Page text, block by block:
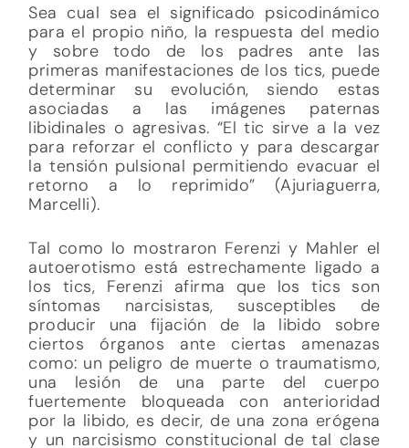
Sea cual sea el significado psicodinámico
para el propio niño, la respuesta del medio
y sobre todo de los padres ante las
primeras manifestaciones de los tics, puede
determinar su evolución, siendo estas
asociadas a las imágenes paternas
libidinales o agresivas. “El tic sirve a la vez
para reforzar el conflicto y para descargar
la tensión pulsional permitiendo evacuar el
retorno a lo reprimido” (Ajuriaguerra,
Marcelli).
Tal como lo mostraron Ferenzi y Mahler el
autoerotismo está estrechamente ligado a
los tics, Ferenzi afirma que los tics son
síntomas narcisistas, susceptibles de
producir una fijación de la libido sobre
ciertos órganos ante ciertas amenazas
como: un peligro de muerte o traumatismo,
una lesión de una parte del cuerpo
fuertemente bloqueada con anterioridad
por la libido, es decir, de una zona erógena
y un narcisismo constitucional de tal clase